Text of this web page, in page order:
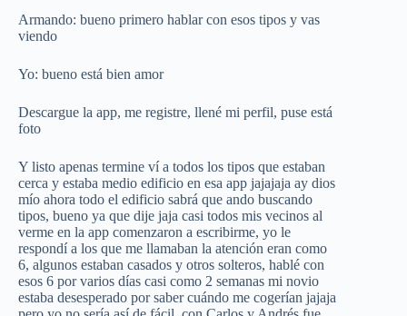
Armando: bueno primero hablar con esos tipos y vas
viendo
Yo: bueno está bien amor
Descargue la app, me registre, llené mi perfil, puse está
foto
Y listo apenas termine ví a todos los tipos que estaban
cerca y estaba medio edificio en esa app jajajaja ay dios
mío ahora todo el edificio sabrá que ando buscando
tipos, bueno ya que dije jaja casi todos mis vecinos al
verme en la app comenzaron a escribirme, yo le
respondí a los que me llamaban la atención eran como
6, algunos estaban casados y otros solteros, hablé con
esos 6 por varios días casi como 2 semanas mi novio
estaba desesperado por saber cuándo me cogerían jajaja